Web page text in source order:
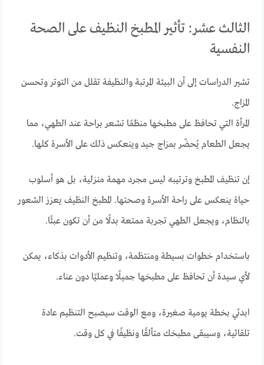
الثالث عشر: تأثير المطبخ النظيف على الصحة
النفسية
تشير الدراسات إلى أن البيئة المرتبة والنظيفة تقلل من التوتر وتحسن
المزاج.
المرأة التي تحافظ على مطبخها منظمًا تشعر براحة عند الطهي، مما
يجعل الطعام يُحضّر بمزاج جيد وينعكس ذلك على الأسرة كلها.
إن تنظيف المطبخ وترتيبه ليس مجرد مهمة منزلية، بل هو أسلوب
حياة ينعكس على راحة الأسرة وصحتها. المطبخ النظيف يعزز الشعور
بالنظام، ويجعل الطهي تجربة ممتعة بدلًا من أن تكون عبئًا.
باستخدام خطوات بسيطة ومنتظمة، وتنظيم الأدوات بذكاء، يمكن
لأي سيدة أن تحافظ على مطبخها جميلًا وعمليًا دون عناء.
ابدئي بخطة يومية صغيرة، ومع الوقت سيصبح التنظيم عادة
تلقائية، وسيبقى مطبخك متألقًا ونظيفًا في كل وقت.